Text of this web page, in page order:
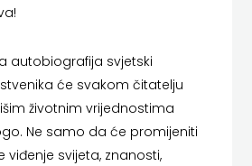
autobiografija svjetski
će svakom čitatelju
životnim vrijednostima
Ne samo da će promijeniti
viđenje svijeta, znanosti,